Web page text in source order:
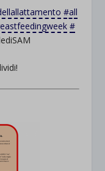
#all
#